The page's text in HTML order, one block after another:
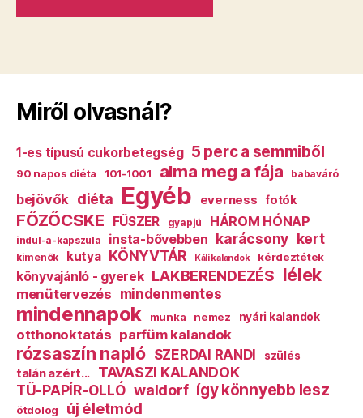
Miről olvasnál?
1-es típusú cukorbetegség 5 perc a semmiből
90 napos diéta 101-1001 alma meg a fája babaváró
bejövők diéta Egyéb everness fotók
FŐZŐCSKE FŰSZER gyapjú HÁROM HÓNAP
indul-a-kapszula insta-bővebben karácsony kert
kimenők kutya KÖNYVTÁR Káli kalandok kérdeztétek
könyvajánló - gyerek LAKBERENDEZÉS lélek
menütervezés mindenmentes
mindennapok munka nemez nyári kalandok
otthonoktatás parfüm kalandok
rózsaszín napló SZERDAI RANDI szülés
talán azért...
TAVASZI KALANDOK
TŰ-PAPÍR-OLLÓ waldorf így könnyebb lesz
ötdolog új életmód